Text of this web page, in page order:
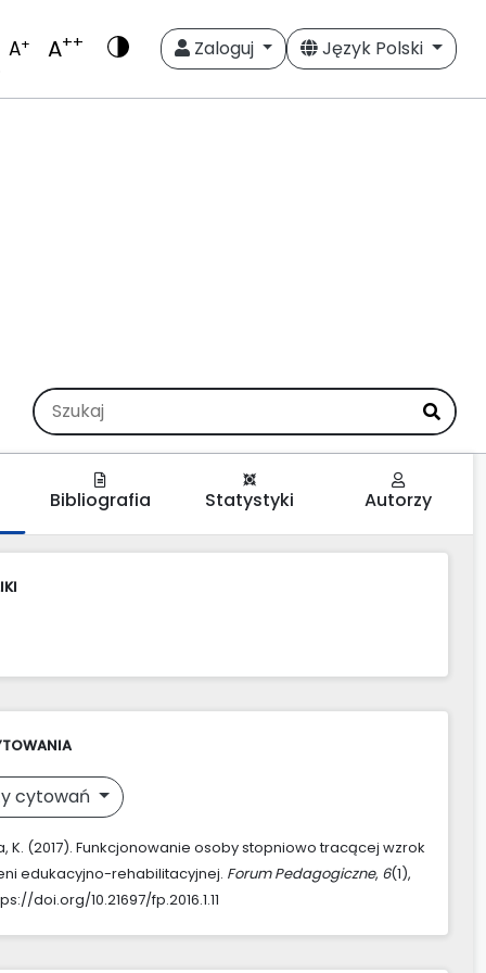
A+ A++ Zaloguj Język Polski
Bibliografia Statystyki Autorzy
cytowań
K. (2017). Funkcjonowanie osoby stopniowo tracącej wzrok
edukacyjno-rehabilitacyjnej. Forum Pedagogiczne, 6(1),
doi.org/10.21697/fp.2016.1.11